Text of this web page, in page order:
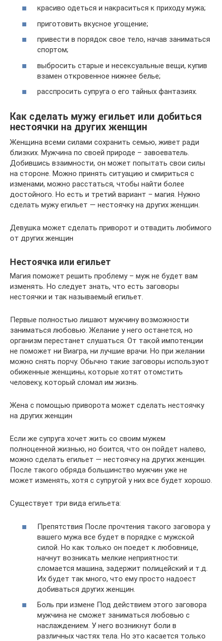
красиво одеться и накраситься к приходу мужа;
приготовить вкусное угощение;
привести в порядок свое тело, начав заниматься
спортом;
выбросить старые и несексуальные вещи, купив
взамен откровенное нижнее белье;
расспросить супруга о его тайных фантазиях.
Как сделать мужу егильет или добиться
нестоячки на других женщин
Женщина всеми силами сохранить семью, живет ради
близких. Мужчина по своей природе – завоеватель.
Добившись взаимности, он может попытать свои силы
на стороне. Можно принять ситуацию и смириться с
изменами, можно расстаться, чтобы найти более
достойного. Но есть и третий вариант – магия. Нужно
сделать мужу егильет — нестоячку на других женщин.
Девушка может сделать приворот и отвадить любимого
от других женщин
Нестоячка или егильет
Магия поможет решить проблему – муж не будет вам
изменять. Но следует знать, что есть заговоры
нестоячки и так называемый егильет.
Первые полностью лишают мужчину возможности
заниматься любовью. Желание у него останется, но
организм перестанет слушаться. От такой импотенции
не поможет ни Виагра, ни лучшие врачи. Но при желании
можно снять порчу. Обычно такие заговоры используют
обиженные женщины, которые хотят отомстить
человеку, который сломал им жизнь.
Жена с помощью приворота может сделать нестоячку
на других женщин
Если же супруга хочет жить со своим мужем
полноценной жизнью, но боится, что он пойдет налево,
можно сделать егильет — нестоячку на других женщин.
После такого обряда большинство мужчин уже не
может изменять, хотя с супругой у них все будет хорошо.
Существует три вида егильета:
Препятствия После прочтения такого заговора у
вашего мужа все будет в порядке с мужской
силой. Но как только он поедет к любовнице,
начнут возникать мелкие неприятности:
сломается машина, задержит полицейский и т.д.
Их будет так много, что ему просто надоест
добиваться других женщин.
Боль при измене Под действием этого заговора
мужчина не сможет заниматься любовью с
наслаждением. У него возникнут боли в
различных частях тела. Но это касается только